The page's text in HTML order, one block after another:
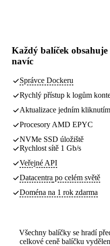
Každý balíček obsahuje
navíc
Správce Dockeru
Rychlý přístup k logům
Aktualizace jedním kliknutím
Procesory AMD EPYC
NVMe SSD úložiště
Rychlost sítě 1 Gb/s
Veřejné API
Datacentra po celém světě
Doména na 1 rok zdarma
Všechny balíčky se hradí
celkové ceně balíčku